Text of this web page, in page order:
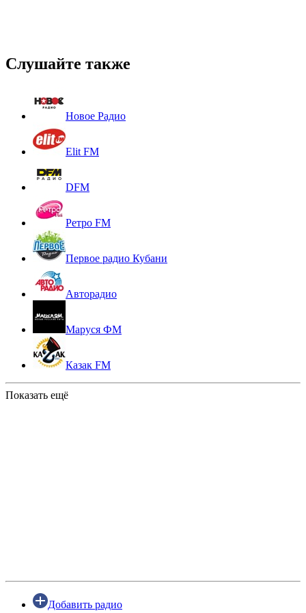
Слушайте также
Новое Радио
Elit FM
DFM
Ретро FM
Первое радио Кубани
Авторадио
Маруся ФМ
Казак FM
Показать ещё
Добавить радио